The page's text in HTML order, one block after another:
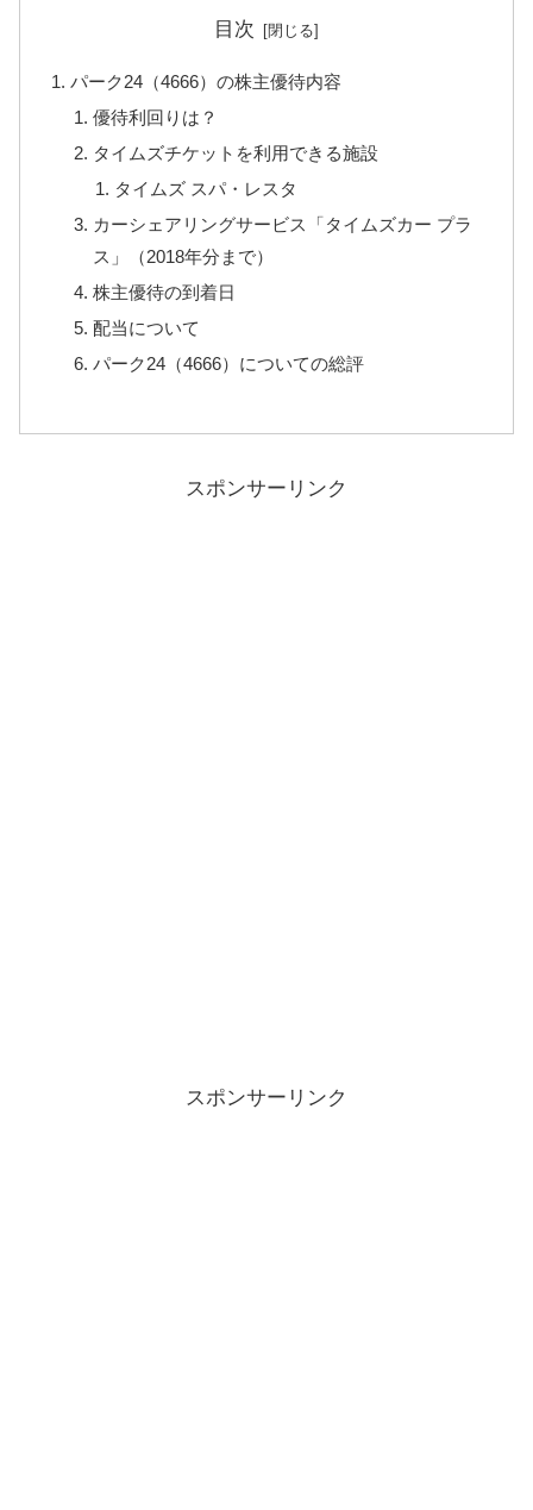
目次
パーク24（4666）の株主優待内容
優待利回りは？
タイムズチケットを利用できる施設
タイムズ スパ・レスタ
カーシェアリングサービス「タイムズカー プラ
ス」（2018年分まで）
株主優待の到着日
配当について
パーク24（4666）についての総評
スポンサーリンク
スポンサーリンク